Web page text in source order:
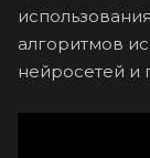
алгоритмов
нейросетей и